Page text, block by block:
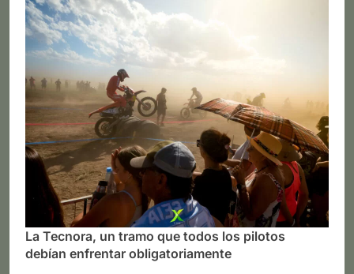
La Tecnora, un tramo que todos los pilotos
debían enfrentar obligatoriamente